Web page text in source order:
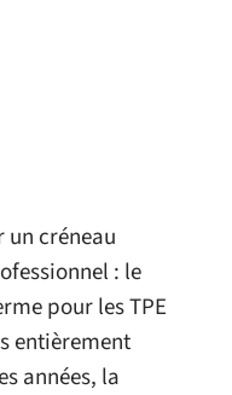
un créneau
: le
pour les TPE
entièrement
années, la